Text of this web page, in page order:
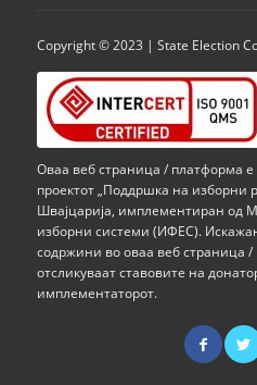
Copyright © 2023 | State Election
Оваа веб страница / платформа
проектот „Поддршка на изборни
Швајцарија, имплементиран од
изборни системи (ИФЕС).
содржини во оваа веб страница
отсликуваат ставовите на
имплементаторот.